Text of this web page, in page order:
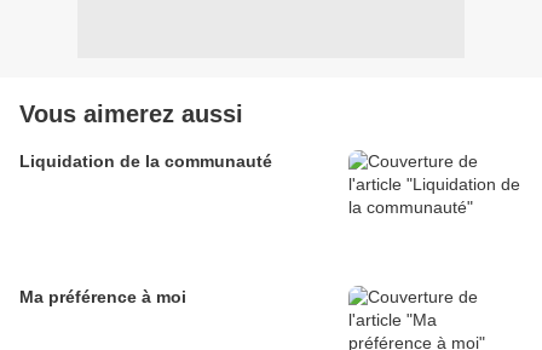
Vous aimerez aussi
Liquidation de la communauté
Ma préférence à moi